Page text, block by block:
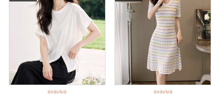
evaviva evaviva